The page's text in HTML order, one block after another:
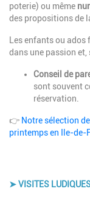
poterie) ou même
des propositions de
Les enfants ou
dans une passion
Conseil de
sont souvent
réservation.
👉 Notre sélection
printemps en Ile-de-
➤ VISITES